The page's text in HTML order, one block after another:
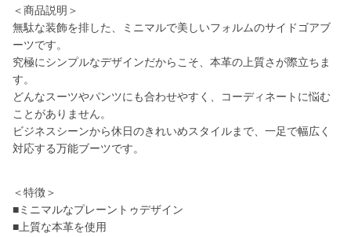
＜商品説明＞
無駄な装飾を排した、ミニマルで美しいフォルムのサイドゴアブ
ーツです。
究極にシンプルなデザインだからこそ、本革の上質さが際立ちま
す。
どんなスーツやパンツにも合わせやすく、コーディネートに悩む
ことがありません。
ビジネスシーンから休日のきれいめスタイルまで、一足で幅広く
対応する万能ブーツです。
＜特徴＞
■ミニマルなプレーントゥデザイン
■上質な本革を使用